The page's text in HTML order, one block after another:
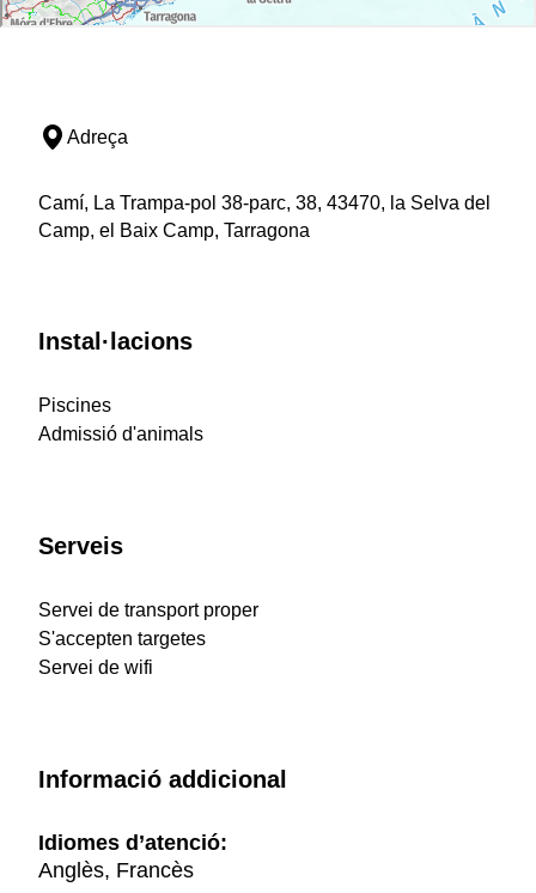
Adreça
Camí, La Trampa-pol 38-parc, 38, 43470, la Selva del
Camp, el Baix Camp, Tarragona
Instal·lacions
Piscines
Admissió d'animals
Serveis
Servei de transport proper
S'accepten targetes
Servei de wifi
Informació addicional
Idiomes d’atenció:
Anglès, Francès